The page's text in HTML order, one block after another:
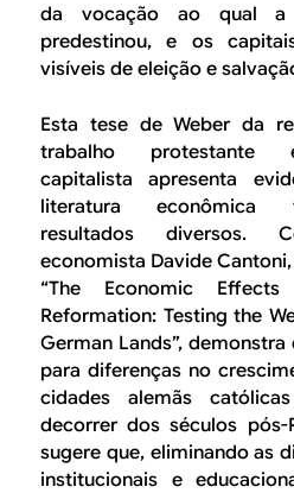
da vocação ao qual a
predestinou, e os
visíveis de eleição e
Esta tese de Weber da
trabalho protestante
capitalista apresenta
literatura econômica
resultados diversos.
economista Davide
“The Economic
Reformation: Testing the
German Lands”,
para diferenças no
cidades alemãs
decorrer dos séculos pós-
sugere que, eliminando as
institucionais e